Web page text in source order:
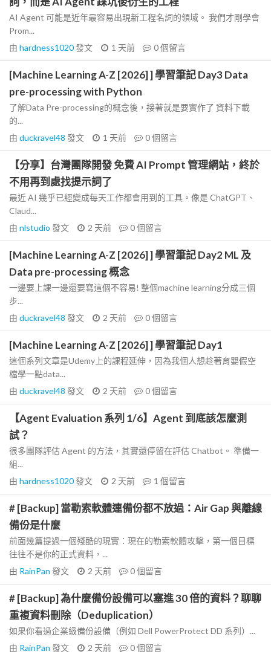
AI Agent 可能是近年最容易出現新工程名詞的領域。 我們才剛學會
Prom...
由 hardness1020發文 1 天前 0個留言
[Machine Learning A-Z [2026] ] 學習筆記 Day3 Data
pre-processing with Python
了解Data Pre-processing的概念後，接著就是要實作了 資料下載
的...
由 duckravel48 發文 1 天前 0個留言
【分享】台灣團隊開發 免費 AI Prompt 管理網站，終於
不用再到處找提示詞了
最近 AI 幾乎已經變成每天工作都會用到的工具。像是 ChatGPT、
Claud...
由 nlstudio 發文 2 天前 0個留言
[Machine Learning A-Z [2026] ] 學習筆記 Day2 ML 及
Data pre-processing 概念
一邊要上課一邊還要寫這個不容易! 整個machine learning分成三個
步...
由 duckravel48 發文 2 天前 0個留言
[Machine Learning A-Z [2026] ] 學習筆記 Day1
這個系列文章是Udemy上的課程延伸，因為我個人想趁著育嬰假空
檔學一點data...
由 duckravel48 發文 2 天前 0個留言
【Agent Evaluation 系列 1/6】Agent 到底該怎麼測
試？
很多團隊評估 Agent 的方法，其實還停留在評估 Chatbot。 準備一
組...
由 hardness1020發文 2 天前 1 個留言
# [Backup] 當勒索軟體連備份都不放過：Air Gap 與離線
備份是什麼
前面幾篇提過一個殘酷的現實：現在的勒索軟體攻擊，第一個目標
往往不是你的正式資料，...
由 RainPan 發文 2 天前 0個留言
# [Backup] 為什麼備份設備可以塞進 30 倍的資料？聊聊
重複資料刪除（Deduplication）
如果你看過企業級備份設備（例如 Dell PowerProtect DD 系列）...
由 RainPan 發文 2 天前 0個留言